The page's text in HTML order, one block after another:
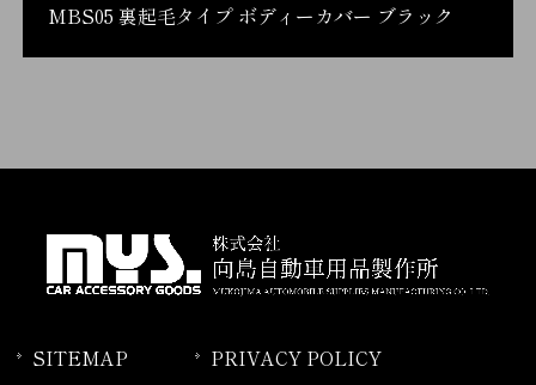
MBS05 裏起毛タイプ ボディーカバー ブラック
SITEMAP PRIVACY POLICY